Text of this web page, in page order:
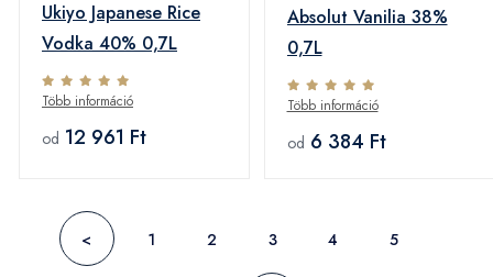
Ukiyo Japanese Rice
Vodka 40% 0,7L
Több információ
od 12 961 Ft
Absolut Vanilia 38%
0,7L
Több információ
od 6 384 Ft
< 1 2 3 4 5